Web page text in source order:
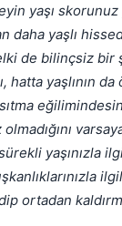
yaşı
daha yaşlı
de bilinçsiz
hatta yaşlının
olmadığını
yaşınızla
ortadan